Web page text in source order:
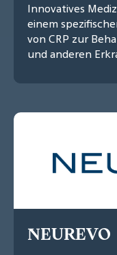
Innovatives
einem
von CRP zur
und anderen
NEUREVO